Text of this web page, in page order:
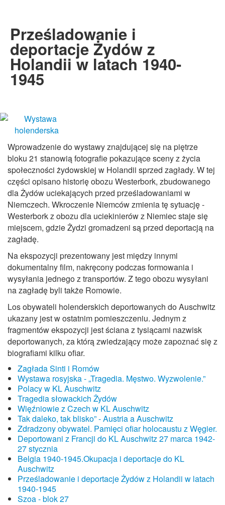
Prześladowanie i
deportacje Żydów z
Holandii w latach 1940-
1945
Wprowadzenie do wystawy znajdującej się na piętrze
bloku 21 stanowią fotografie pokazujące sceny z życia
społeczności żydowskiej w Holandii sprzed zagłady. W tej
części opisano historię obozu Westerbork, zbudowanego
dla Żydów uciekających przed prześladowaniami w
Niemczech. Wkroczenie Niemców zmienia tę sytuację -
Westerbork z obozu dla uciekinierów z Niemiec staje się
miejscem, gdzie Żydzi gromadzeni są przed deportacją na
zagładę.
Na ekspozycji prezentowany jest między innymi
dokumentalny film, nakręcony podczas formowania i
wysyłania jednego z transportów. Z tego obozu wysyłani
na zagładę byli także Romowie.
Los obywateli holenderskich deportowanych do Auschwitz
ukazany jest w ostatnim pomieszczeniu. Jednym z
fragmentów ekspozycji jest ściana z tysiącami nazwisk
deportowanych, za którą zwiedzający może zapoznać się z
biografiami kilku ofiar.
Zagłada Sinti i Romów
Wystawa rosyjska - „Tragedia. Męstwo. Wyzwolenie.”
Polacy w KL Auschwitz
Tragedia słowackich Żydów
Więźniowie z Czech w KL Auschwitz
Tak daleko, tak blisko” - Austria a Auschwitz
Zdradzony obywatel. Pamięci ofiar holocaustu z Węgier.
Deportowani z Francji do KL Auschwitz 27 marca 1942-
27 stycznia
Belgia 1940-1945.Okupacja i deportacje do KL
Auschwitz
Prześladowanie i deportacje Żydów z Holandii w latach
1940-1945
Szoa - blok 27